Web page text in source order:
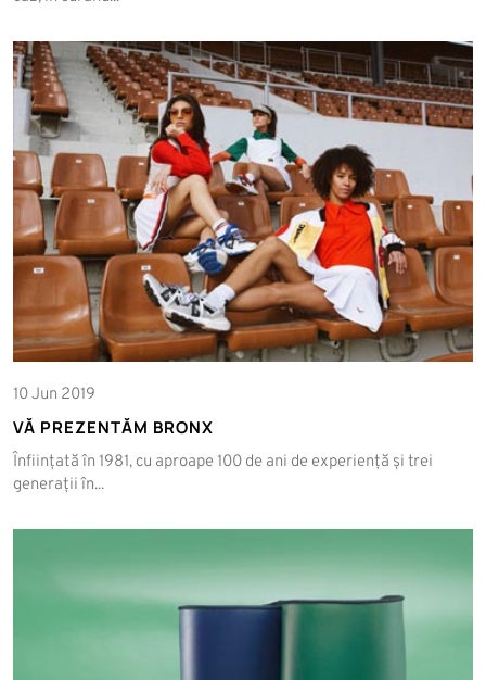
10 Jun 2019
VĂ PREZENTĂM BRONX
Înființată în 1981, cu aproape 100 de ani de experiență și trei
generații în...